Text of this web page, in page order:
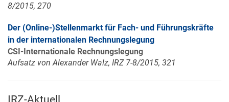
8/2015, 270
Der (Online-)Stellenmarkt für Fach- und Führungskräfte
in der internationalen Rechnungslegung
CSI-Internationale Rechnungslegung
Aufsatz von Alexander Walz, IRZ 7-8/2015, 321
IRZ-Aktuell